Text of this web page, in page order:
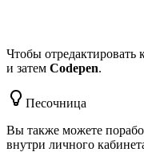
Чтобы отредактировать
и затем Codepen.
Песочница
Вы также можете
внутри личного